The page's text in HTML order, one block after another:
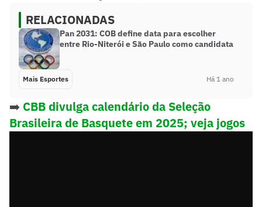
RELACIONADAS
Pan 2031: COB define data para escolher
entre Rio-Niterói e São Paulo como candidata
Mais Esportes Há 1 ano
➡️ CBB divulga calendário da Seleção
Brasileira de Basquete em 2025; veja jogos